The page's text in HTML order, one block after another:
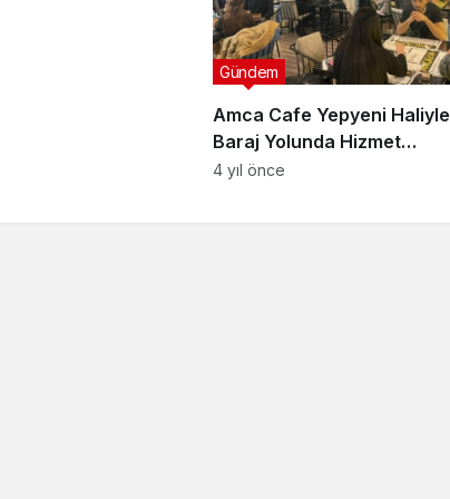
Amca Cafe Yepyeni Haliyle
Baraj Yolunda Hizmet
Veriyor!
Gündem
4 yıl önce